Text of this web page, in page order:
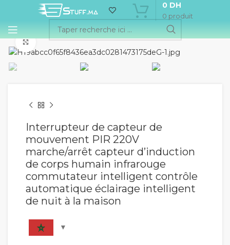
0 produit
0 DH
Cliquez pour agrandir
Interrupteur de capteur de
mouvement PIR 220V
marche/arrêt capteur d’induction
de corps humain infrarouge
commutateur intelligent contrôle
automatique éclairage intelligent
de nuit à la maison